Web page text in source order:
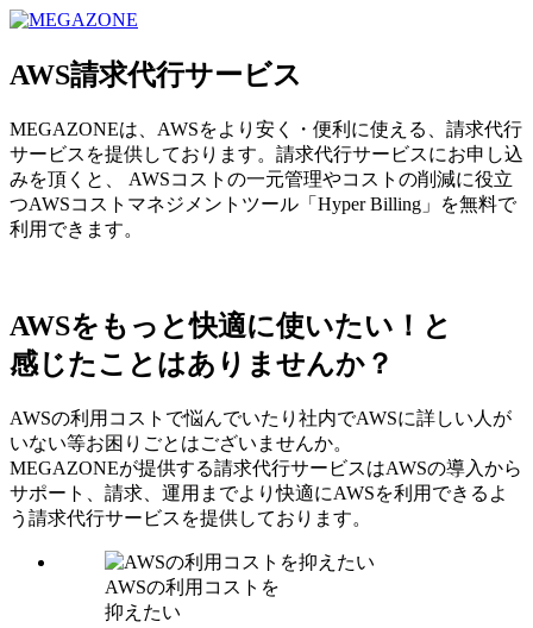
AWS請求代行サービス
MEGAZONEは、AWSをより安く・便利に使える、請求代行
サービスを提供しております。請求代行サービスにお申し込
みを頂くと、 AWSコストの一元管理やコストの削減に役立
つAWSコストマネジメントツール「Hyper Billing」を無料で
利用できます。
AWSをもっと快適に使いたい！と
感じたことはありませんか？
AWSの利用コストで悩んでいたり社内でAWSに詳しい人が
いない等お困りごとはございませんか。
MEGAZONEが提供する請求代行サービスはAWSの導入から
サポート、請求、運用までより快適にAWSを利用できるよ
う請求代行サービスを提供しております。
AWSの利用コストを
抑えたい